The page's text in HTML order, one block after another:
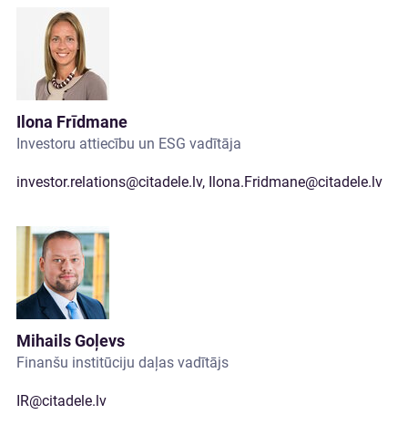
Ilona Frīdmane
Investoru attiecību un ESG vadītāja
investor.relations@citadele.lv, Ilona.Fridmane@citadele.lv
Mihails Goļevs
Finanšu institūciju daļas vadītājs
IR@citadele.lv